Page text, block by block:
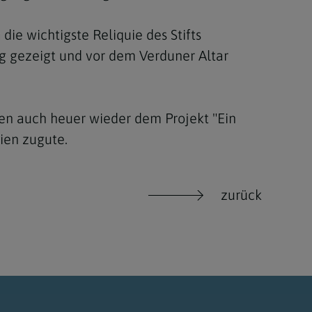
wichtigste Reliquie des Stifts
gezeigt und vor dem Verduner Altar
auch heuer wieder dem Projekt "Ein
zugute.
zurück